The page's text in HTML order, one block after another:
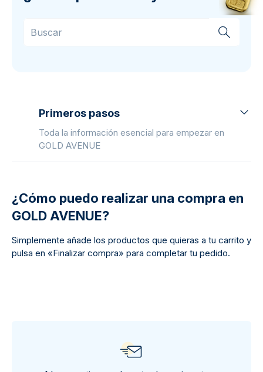
Primeros pasos
Toda la información esencial para empezar en
GOLD AVENUE
¿Cómo puedo realizar una compra en
GOLD AVENUE?
Simplemente añade los productos que quieras a tu carrito y
pulsa en «Finalizar compra» para completar tu pedido.